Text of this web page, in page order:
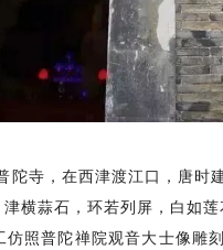
陀寺，在西津渡江口，唐
横蒜石，环若列屏，白如
照普陀禅院观音大士像雕